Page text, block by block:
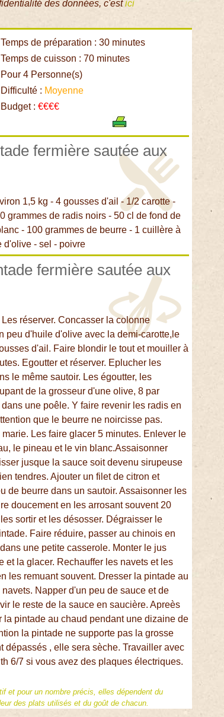
des données, c'estici
Temps de préparation : 30 minutes
Temps de cuisson : 70 minutes
Pour 4 Personne(s)
Difficulté : Moyenne
Budget :€€€€
fermière sautée aux
1,5 kg - 4 gousses d'ail - 1/2 carotte -
grammes de radis noirs - 50 cl de fond de
- 100 grammes de beurre - 1 cuillère à
d'olive - sel - poivre
fermière sautée aux
réserver. Concasser la colonne
peu d'huile d'olive avec la demi-carotte,le
d'ail. Faire blondir le tout et mouiller à
Egoutter et réserver. Eplucher les
le même sautoir. Les égoutter, les
de la grosseur d'une olive, 8 par
une poêle. Y faire revenir les radis en
que le beurre ne noircisse pas.
Les faire glacer 5 minutes. Enlever le
le pineau et le vin blanc.Assaisonner
jusque la sauce soit devenu sirupeuse
tendres. Ajouter un filet de citron et
de beurre dans un sautoir. Assaisonner les
doucement en les arrosant souvent 20
sortir et les désosser. Dégraisser le
Faire réduire, passer au chinois en
une petite casserole. Monter le jus
et la glacer. Rechauffer les navets et les
les remuant souvent. Dresser la pintade au
Napper d'un peu de sauce et de
le reste de la sauce en saucière. Apreès
la pintade au chaud pendant une dizaine de
la pintade ne supporte pas la grosse
dépassés , elle sera sèche. Travailler avec
6/7 si vous avez des plaques électriques.
et pour un nombre précis, elles dépendent du
des plats utilisés et du goût de chacun.